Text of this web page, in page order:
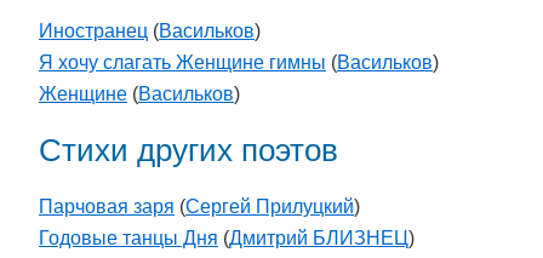
Иностранец (Васильков)
Я хочу слагать Женщине гимны (Васильков)
Женщине (Васильков)
Стихи других поэтов
Парчовая заря (Сергей Прилуцкий)
Годовые танцы Дня (Дмитрий БЛИЗНЕЦ)